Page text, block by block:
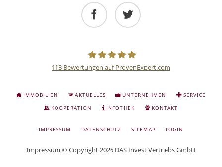
Anlage
und
113 Bewertungen auf ProvenExpert.com
NAVIGATION
ÜBERSPRINGEN
IMMOBILIEN AKTUELLES UNTERNEHMEN
SERVICE
KOOPERATION
INFOTHEK KONTAKT
NAVIGATION
IMPRESSUM DATENSCHUTZ SITEMAP LOGIN
Impressum © Copyright 2026 DAS Invest Vertriebs GmbH